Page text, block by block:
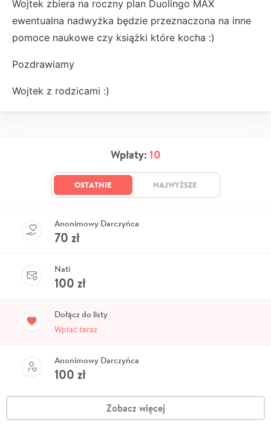
Wojtek zbiera na roczny plan Duolingo MAX
ewentualna nadwyżka będzie przeznaczona na inne
pomoce naukowe czy książki które kocha :)
Pozdrawiamy
Wojtek z rodzicami :)
Wpłaty: 10
OSTATNIE NAJWYŻSZE
Anonimowy Darczyńca
70 zł
Nati
100 zł
Dołącz do listy
Wpłać teraz
Anonimowy Darczyńca
100 zł
Zobacz więcej